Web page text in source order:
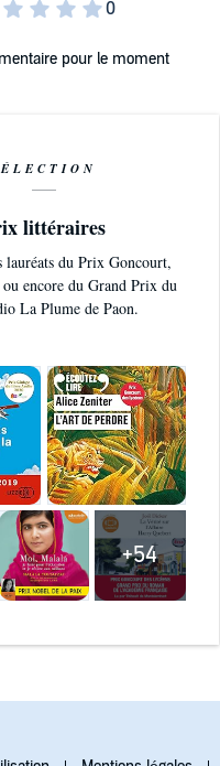
pour le moment
littéraires
lauréats du Prix Goncourt,
encore du Grand Prix du
La Plume de Paon.
+54